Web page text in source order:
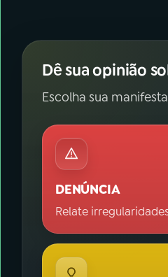
Dê sua opinião
Escolha sua
DENÚNCIA
Relate